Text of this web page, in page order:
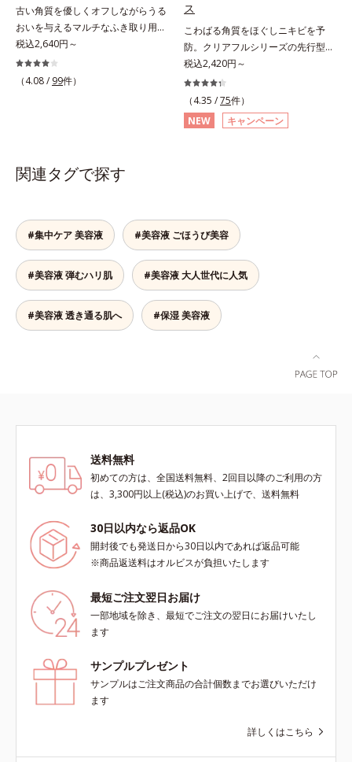
成分*3 ラウロイルグルタミン酸ジ
（フィトステリル/オクチルドデシ
ル）配合＝保湿成分*4 角層まで
とで、あとのオールインワンクリー
ムの肌なじみを高め、うるおいとツ
ヤのある肌を叶えます。*1 肌にハ
リを与え若々しい印象*2 スクワラ
ン、トリ（カプリル酸／カプリン
酸）グリセリル＝肌をやわらかくほ
ぐす複合成分
古い角質を優しくオフしながらうる
おいを与えるマルチなふき取り用美
容液。ごわつき、黄ぐすみなど、さ
まざまな年齢肌悩みに関わる角層の
糖化。角層が糖化する前に(*)やさし
スイートとユズセラミドがうるおい
て蓄える水性ヴェールを肌の上に形
成することで、次に使う化粧水のな
じみがアップします。週に2～3回、
洗顔後にまろやかな感触のミルクで
やさしくふき取るだけで、ごわつき
のない、みずみずしいやわ肌を実現
します。 * 糖化する前の古くなった
税込2,640円～
（4.08 / 99件）
ス
こわばる角質をほぐしニキビを予
防。クリアフルシリーズの先行型美
容液。くり返しニキビの根本原因と
毛穴の両方にアプローチする、薬用
ニキビスキンケア「クリアフルシリ
ーズ」の先行型美容液です。こわば
った角質をやわらかくほぐし、毛穴
植物由来成分や「ナノVCショット
カプセル」を採用。化粧水前に塗る
だけの簡単ケアで、ゴワつきや肌荒
れ、ニキビを予防します。【ご使用
ステップ】洗顔の後、化粧水の前に
お使いいただく先行型美容液です。
※敏感肌対象パッチテスト済（すべ
わけではありません）※アレルギー
テスト済＝全ての方にアレルギーが
すべての人にコメド（ニキビのも
税込2,420円～
（4.35 /75件）
NEW
キャンペーン
関連タグで探す
#集中ケア 美容液 #美容液 ごほうび美容
#美容液 弾むハリ肌 #美容液 大人世代に人気
#美容液 透き通る肌へ #保湿 美容液
送料無料
初めての方は、全国送料無料、2回目以降のご利用の方
は、3,300円以上(税込)のお買い上げで、送料無料
30日以内なら返品OK
開封後でも発送日から30日以内であれば返品可能
※商品返送料はオルビスが負担いたします
最短ご注文翌日お届け
一部地域を除き、最短でご注文の翌日にお届けいたし
ます
サンプルプレゼント
サンプルはご注文商品の合計個数までお選びいただけ
ます
詳しくはこちら